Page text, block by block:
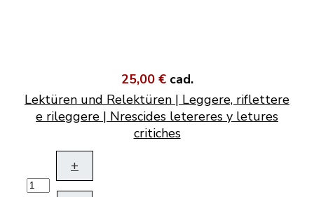
25,00 € cad.
Lektüren und Relektüren | Leggere, riflettere
e rileggere | Nrescides letereres y letures
critiches
+